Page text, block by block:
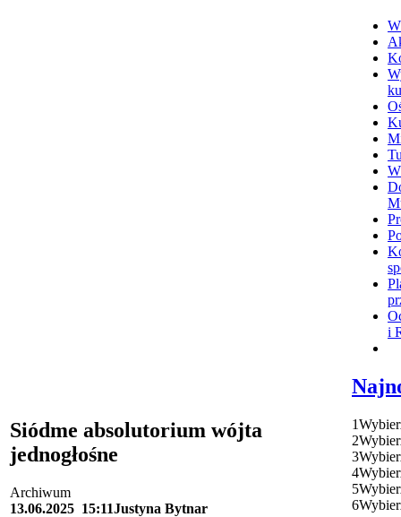
Siódme absolutorium wójta
jednogłośne
Archiwum
13.06.2025 15:11Justyna Bytnar
i
1
2
3
4
5
6